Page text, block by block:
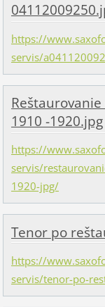
https://
servis/
1910 -1920.jpg
https://
servis/
1920-jpg/
Tenor po
https://
servis/tenor-po-